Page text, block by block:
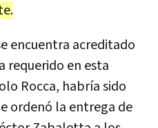
.
encuentra acreditado
requerido en esta
Rocca, habríasido
ordenó la entrega de